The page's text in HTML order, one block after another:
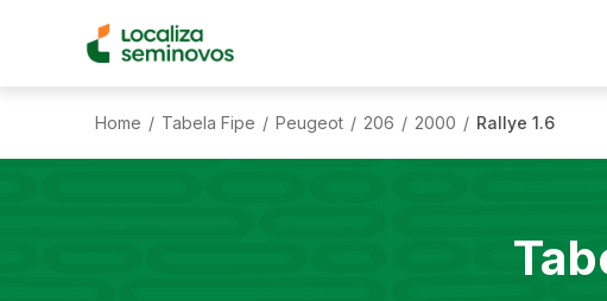
Home / Tabela Fipe / Peugeot / 206 / 2000 / Rallye 1.6